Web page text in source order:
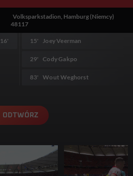
Volksparkstadion, Hamburg (Niemcy)
48117
16' Joey Veerman
15'
Cody Gakpo
29'
Wout Weghorst
83'
ODTWÓRZ